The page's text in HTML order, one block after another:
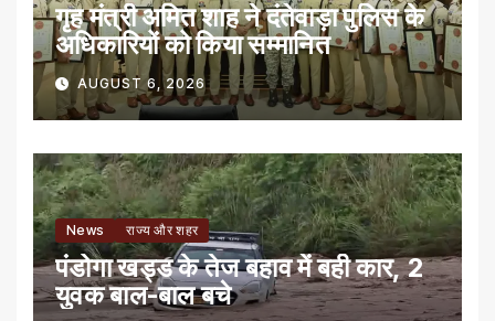
गृह मंत्री अमित शाह ने दंतेवाड़ा पुलिस के
अधिकारियों को किया सम्मानित
AUGUST 6, 2026
News राज्य और शहर
पंडोगा खड्ड के तेज बहाव में बही कार, 2
युवक बाल-बाल बचे